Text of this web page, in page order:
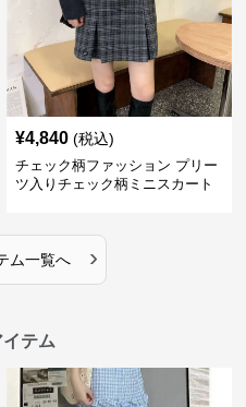
¥4,840 (税込)
チェック柄ファッション プリー
ツ入りチェック柄ミニスカート
ム一覧へ ›
テム